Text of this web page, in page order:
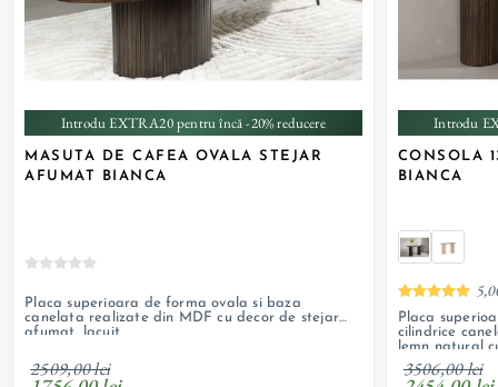
Introdu EXTRA20 pentru încă -20% reducere
MASUTA DE CAFEA OVALA STEJAR
AFUMAT BIANCA
Placa superioara de forma ovala si baza
canelata realizate din MDF cu decor de stejar
afumat, lacuit
2509,00 lei
Introdu
CONSOLA
BIANCA
Placa
cilindrice
lemn natural
3506,00 lei